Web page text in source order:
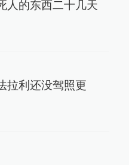
人的东西二十几天
拉利还没驾照更